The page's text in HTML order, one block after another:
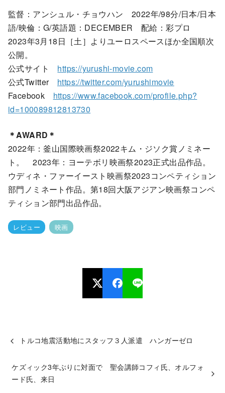
監督：アンシュル・チョウハン 2022年/98分/日本/日本
語/映倫：G/英語題：DECEMBER 配給：彩プロ
2023年3月18日［土］よりユーロスペースほか全国順次
公開。
公式サイト https://yurushi-movie.com
公式Twitter https://twitter.com/yurushimovie
Facebook https://www.facebook.com/profile.php?
id=100089812813730
＊AWARD＊
2022年：釜山国際映画祭2022キム・ジソク賞ノミネー
ト。 2023年：ヨーテボリ映画祭2023正式出品作品。
ウディネ・ファーイースト映画祭2023コンペティション
部門ノミネート作品。第18回大阪アジアン映画祭コンペ
ティション部門出品作品。
レビュー 映画
トルコ地震活動地にスタッフ３人派遣 ハンガーゼロ
ケズィック3年ぶりに対面で 聖会講師コフィ氏、オルフォ
ード氏、来日